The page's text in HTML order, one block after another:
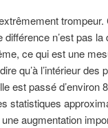
n’est pas
ce qui est une
qu’à l’intérieur
est passé
statistiques
augmentation